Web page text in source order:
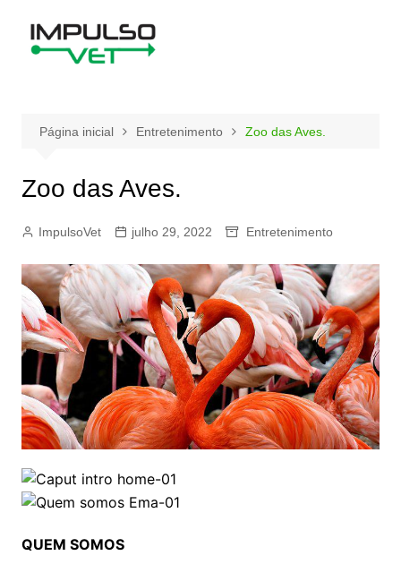
Página inicial Entretenimento Zoo das Aves.
Zoo das Aves.
ImpulsoVet julho 29, 2022 Entretenimento
QUEM SOMOS